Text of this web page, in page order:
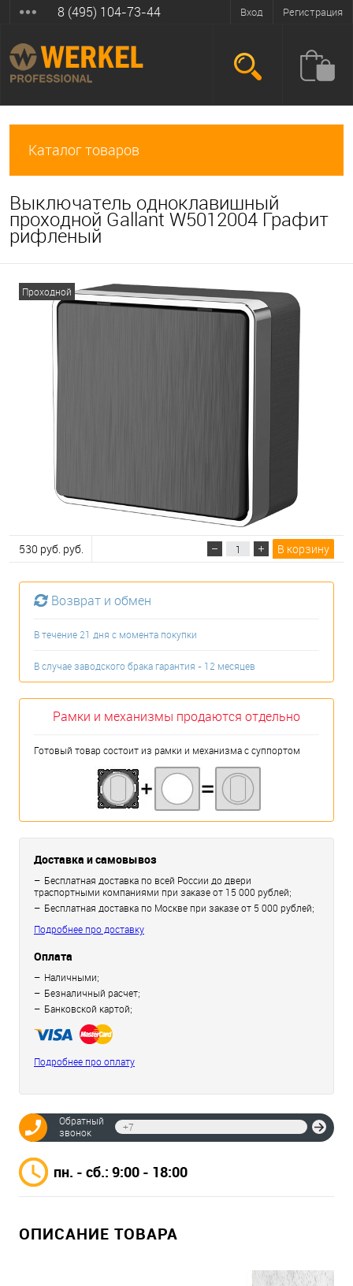
Вход Регистрация
8 (495) 104-73-44
Каталог товаров
Выключатель одноклавишный
проходной Gallant W5012004 Графит
рифленый
Проходной
530 руб. руб. В корзину
Возврат и обмен
В течение 21 дня с момента покупки
В случае заводского брака гарантия - 12 месяцев
Рамки и механизмы продаются отдельно
Готовый товар состоит из рамки и механизма с суппортом
Доставка и самовывоз
Бесплатная доставка по всей России до двери
траспортными компаниями при заказе от 15 000 рублей;
Бесплатная доставка по Москве при заказе от 5 000 рублей;
Подробнее про доставку
Оплата
Наличными;
Безналичный расчет;
Банковской картой;
Подробнее про оплату
Обратный
звонок
пн. - сб.: 9:00 - 18:00
ОПИСАНИЕ ТОВАРА